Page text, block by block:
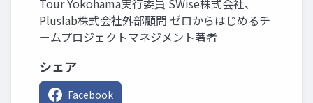
Tour Yokohama実行委員 SWise株式会社、
Pluslab株式会社外部顧問 ゼロからはじめるチ
ームプロジェクトマネジメント著者
シェア
Facebook